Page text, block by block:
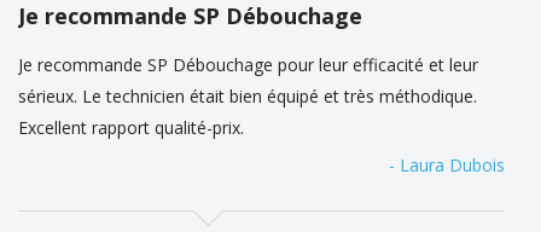
Je recommande SP Débouchage
Je recommande SP Débouchage pour leur efficacité et leur
sérieux. Le technicien était bien équipé et très méthodique.
Excellent rapport qualité-prix.
- Laura Dubois